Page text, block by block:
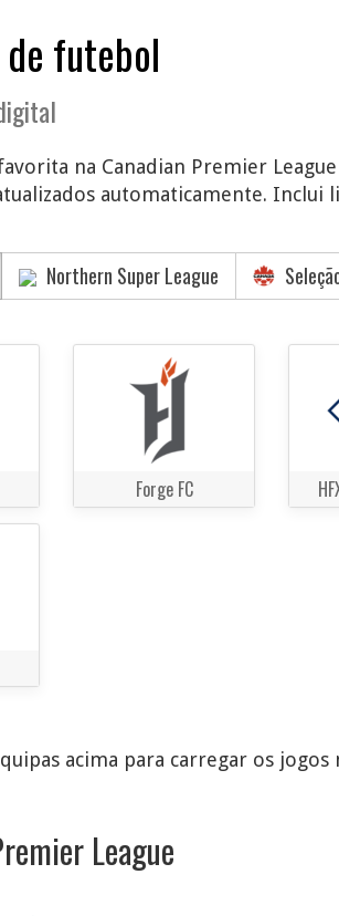
futebol
na Canadian Premier
automaticamente. Inclui
Northern Super League
Forge FC
acima para carregar os jogos
League